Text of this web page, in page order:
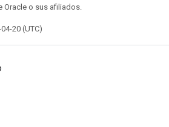
Oracle o sus afiliados.
20 (UTC)